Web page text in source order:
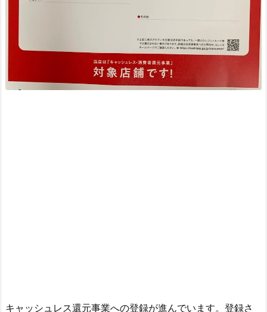
キャッシュレス還元事業への登録が進んでいます。登録さ